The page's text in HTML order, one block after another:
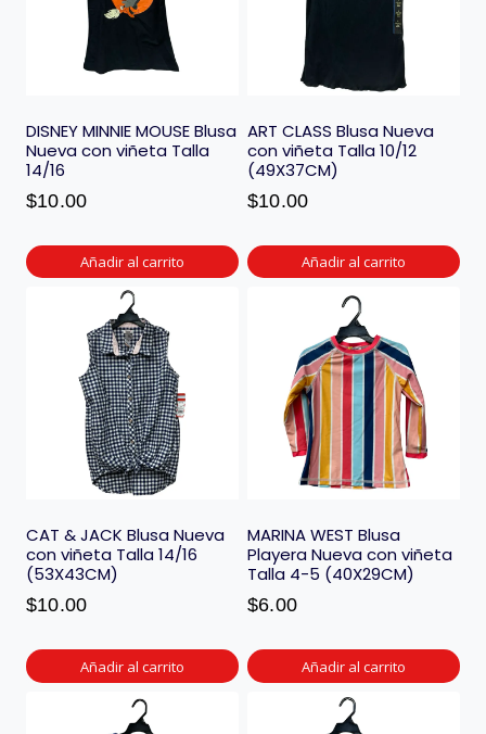
DISNEY MINNIE MOUSE Blusa
Nueva con viñeta Talla
14/16
$10.00
Añadir al carrito
ART CLASS Blusa Nueva
con viñeta Talla 10/12
(49X37CM)
$10.00
Añadir al carrito
CAT & JACK Blusa Nueva
con viñeta Talla 14/16
(53X43CM)
$10.00
Añadir al carrito
MARINA WEST Blusa
Playera Nueva con viñeta
Talla 4-5 (40X29CM)
$6.00
Añadir al carrito